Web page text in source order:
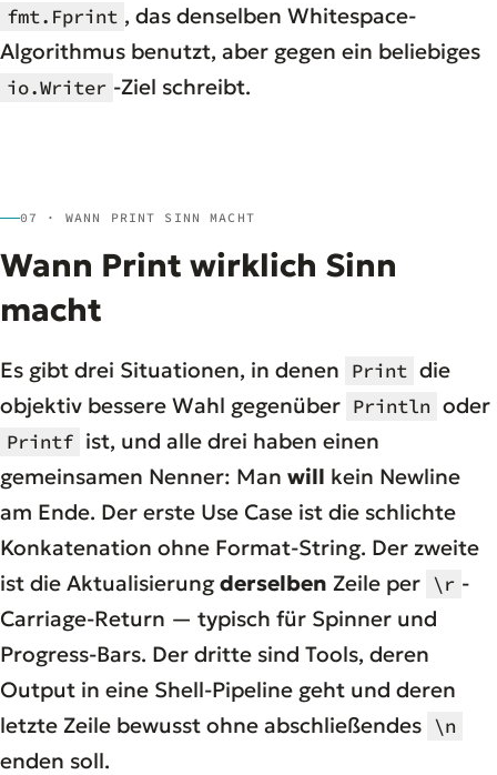
fmt.Fprint , das denselben Whitespace-
Algorithmus benutzt, aber gegen ein beliebiges
io.Writer -Ziel schreibt.
07 · WANN PRINT SINN MACHT
Wann Print wirklich Sinn
macht
Es gibt drei Situationen, in denen Print die
objektiv bessere Wahl gegenüber Println oder
Printf ist, und alle drei haben einen
gemeinsamen Nenner: Man will kein Newline
am Ende. Der erste Use Case ist die schlichte
Konkatenation ohne Format-String. Der zweite
ist die Aktualisierungderselben Zeile per \r -
Carriage-Return — typisch für Spinner und
Progress-Bars. Der dritte sind Tools, deren
Output in eine Shell-Pipeline geht und deren
letzte Zeile bewusst ohne abschließendes \n
enden soll.